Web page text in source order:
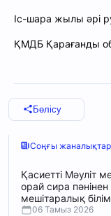
Іс-шара жылы әрі
ҚМДБ Қарағанды
Бөлісу
Соңғы жаналықтар
Қасиетті Мәуліт
орай сира пәнінен
мешітаралық
06 Тамыз 2026